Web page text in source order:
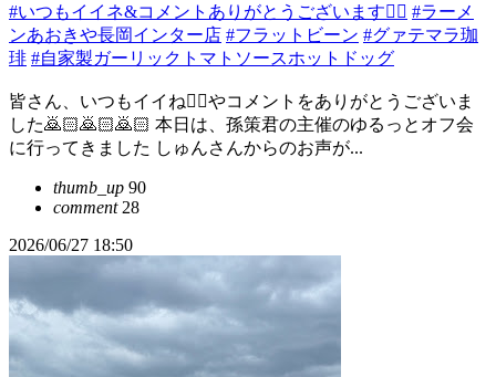
#いつもイイネ&コメントありがとうございます🙇‍♂️ #ラーメ
ンあおきや長岡インター店 #フラットビーン #グァテマラ珈
琲 #自家製ガーリックトマトソースホットドッグ
皆さん、いつもイイね👍🏻やコメントをありがとうございま
した🙇🏻️🙇🏻️🙇🏻️ 本日は、孫策君の主催のゆるっとオフ会
に行ってきました しゅんさんからのお声が...
thumb_up 90
comment28
2026/06/27 18:50